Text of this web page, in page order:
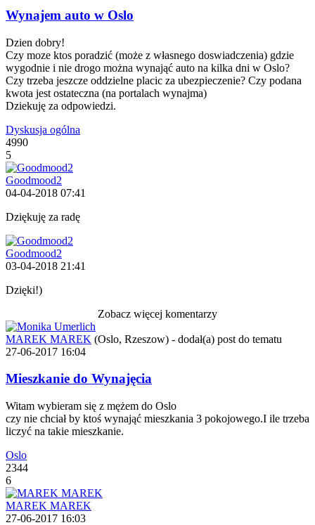
Wynajem auto w Oslo
Dzien dobry!
Czy moze ktos poradzić (może z własnego doswiadczenia) gdzie
wygodnie i nie drogo można wynająć auto na kilka dni w Oslo?
Czy trzeba jeszcze oddzielne placic za ubezpieczenie? Czy podana
kwota jest ostateczna (na portalach wynajma)
Dziekuję za odpowiedzi.
Dyskusja ogólna
4990
5
Goodmood2
04-04-2018 07:41
Dziękuję za radę
Goodmood2
03-04-2018 21:41
Dzięki!)
Zobacz więcej komentarzy
MAREK MAREK (Oslo, Rzeszow) - dodał(a) post do tematu
27-06-2017 16:04
Mieszkanie do Wynajęcia
Witam wybieram się z mężem do Oslo
czy nie chciał by ktoś wynająć mieszkania 3 pokojowego.I ile trzeba
liczyć na takie mieszkanie.
Oslo
2344
6
MAREK MAREK
27-06-2017 16:03